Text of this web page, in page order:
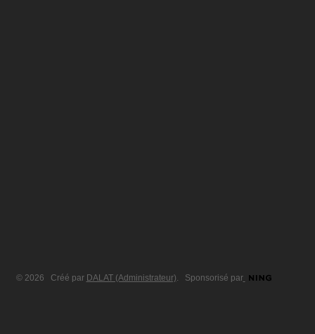
© 2026 Créé par DALAT (Administrateur). Sponsorisé par